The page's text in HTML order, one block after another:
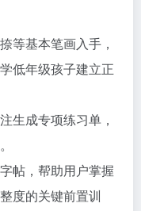
等基本笔画入手，
低年级孩子建立正
生成专项练习单，
帖，帮助用户掌握
度的关键前置训